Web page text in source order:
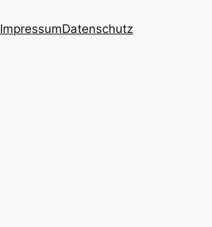
ImpressumDatenschutz